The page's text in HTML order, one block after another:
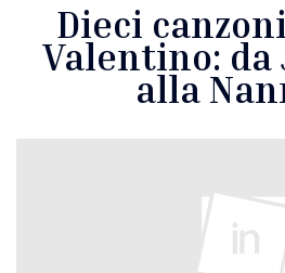
Dieci
Valentino: da
alla